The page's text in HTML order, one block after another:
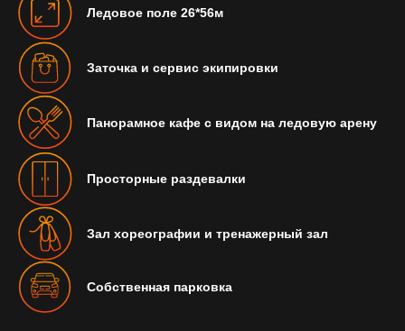
Ледовое поле 26*56м
Заточка и сервис экипировки
Панорамное кафе с видом на ледовую арену
Просторные раздевалки
Зал хореографии и тренажерный зал
Собственная парковка
График работы комплекса
6:00 - 01:00
Стоимость билета на хоккейное
и фигурное массовое катание